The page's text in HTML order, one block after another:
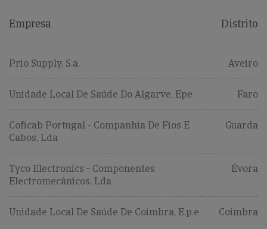
Empresa Distrito
Prio Supply, S.a. Aveiro
Unidade Local De Saúde Do Algarve, Epe Faro
Coficab Portugal - Companhia De Fios E
Cabos, Lda
Guarda
Tyco Electronics - Componentes
Electromecânicos, Lda
Évora
Unidade Local De Saúde De Coimbra, E.p.e. Coimbra